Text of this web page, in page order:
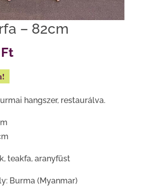
– 82cm
Ft
hangszer, restaurálva.
teakfa, aranyfüst
Burma (Myanmar)